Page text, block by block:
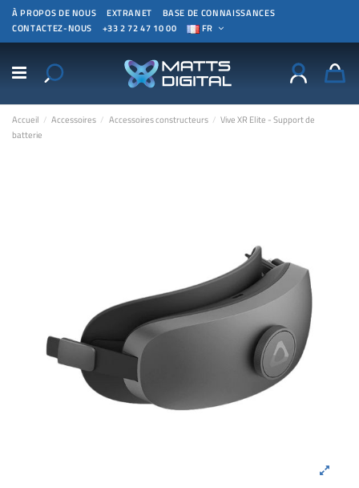
À PROPOS DE NOUS EXTRANET
BASE DE CONNAISSANCES
CONTACTEZ-NOUS
+33 2 72 47 10 00 FR
Accueil Accessoires Accessoires constructeurs
Vive XR Elite - Support de
batterie